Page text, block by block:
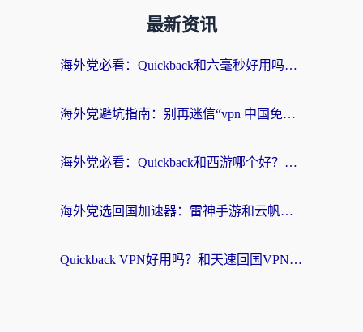
最新资讯
海外党必看：Quickback和六毫秒好用吗？3步选对回国加速器，无缝刷国内剧玩游戏
海外党避坑指南：别再迷信“vpn 中国免费”，选对回国加速器才能无缝刷国内资源
海外党必看：Quickback和西游哪个好？3个维度教你选对回国加速器
海外党选回国加速器：雷神手游和云帆哪个好？附3组对比+避坑指南
Quickback VPN好用吗？和天速回国VPN对比哪个回国效果更好？海外党必看的真实体验指南